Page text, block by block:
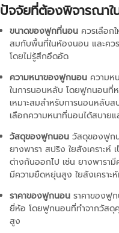
ปัจจัยที่ต้องพิจารณาใ
ขนาดของฟูกที่นอน ควรเลือก
สมกับพื้นที่ในห้องนอน และคว
โดยไม่รู้สึกอึดอัด
ความหนาของฟูกนอน ความห
ในการนอนหลับ โดยฟูกนอนที่
เหมาะสมสำหรับการนอนหลับ
เลือกความหนาที่นอนได้สบาย
วัสดุของฟูกนอน วัสดุของฟูกน
ยางพารา สปริง ใยสังเคราะ
ต่างกันออกไป เช่น ยางพารา
มีความยืดหยุ่นสูง ใยสังเคราะ
ราคาของฟูกนอน ราคาของฟู
ยี่ห้อ โดยฟูกนอนที่ทำจากวัส
สูง